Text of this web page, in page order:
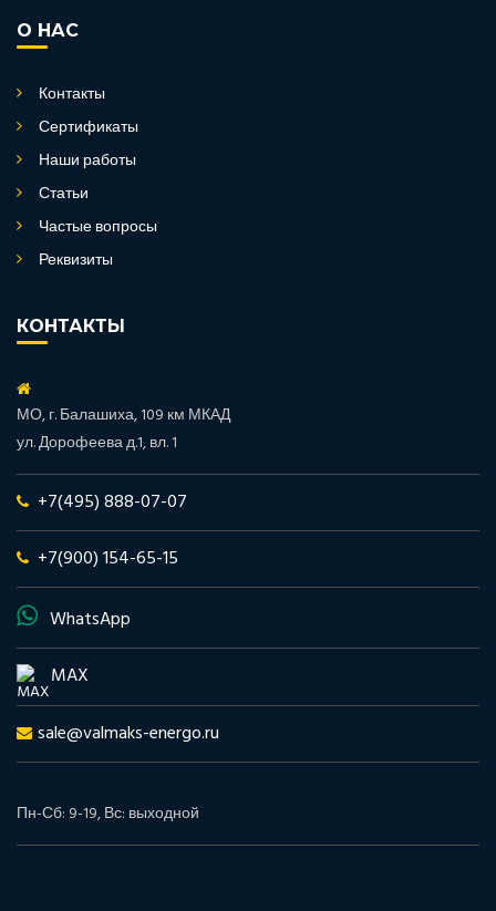
О НАС
Контакты
Сертификаты
Наши работы
Статьи
Частые вопросы
Реквизиты
КОНТАКТЫ
МО, г. Балашиха, 109 км МКАД
ул. Дорофеева д.1, вл. 1
+7(495) 888-07-07
+7(900) 154-65-15
WhatsApp
MAX
sale@valmaks-energo.ru
Пн-Сб: 9-19, Вс: выходной